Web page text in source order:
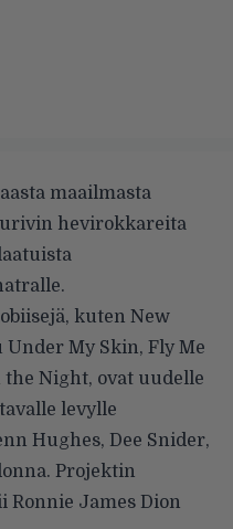
maailmasta
hevirokkareita
kuten New
Under My Skin, Fly Me
the Night, ovat uudelle
levylle
Hughes, Dee Snider,
Projektin
Ronnie James Dion